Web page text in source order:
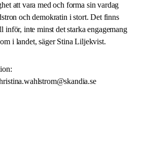
att vara med och forma sin vardag
och demokratin i stort. Det finns
inför, inte minst det starka engagemang
i landet, säger Stina Liljekvist.